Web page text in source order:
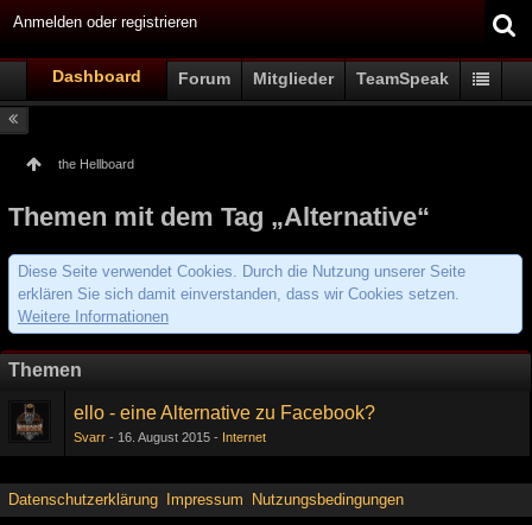
Anmelden oder registrieren
Dashboard Forum Mitglieder TeamSpeak
the Hellboard
Themen mit dem Tag „Alternative“
Diese Seite verwendet Cookies. Durch die Nutzung unserer Seite
erklären Sie sich damit einverstanden, dass wir Cookies setzen.
Weitere Informationen
Themen
ello - eine Alternative zu Facebook?
Svarr 16. August 2015 Internet
Datenschutzerklärung Impressum Nutzungsbedingungen